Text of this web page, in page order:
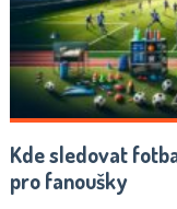
Kde sledovat
pro fanoušky